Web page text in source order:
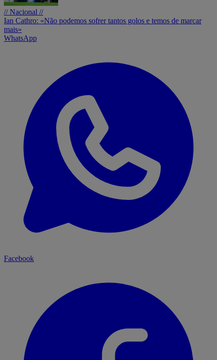
// Nacional //
Ian Cathro: «Não podemos sofrer tantos golos e temos de marcar
mais»
WhatsApp
Facebook